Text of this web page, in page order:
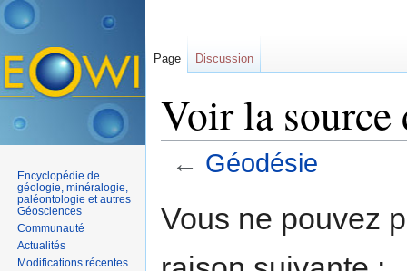
Voir la source
← Géodésie
Vous ne pouvez
Page Discussion
Encyclopédie de
géologie, minéralogie,
paléontologie et autres
Géosciences
Communauté
Actualités
Modifications récentes